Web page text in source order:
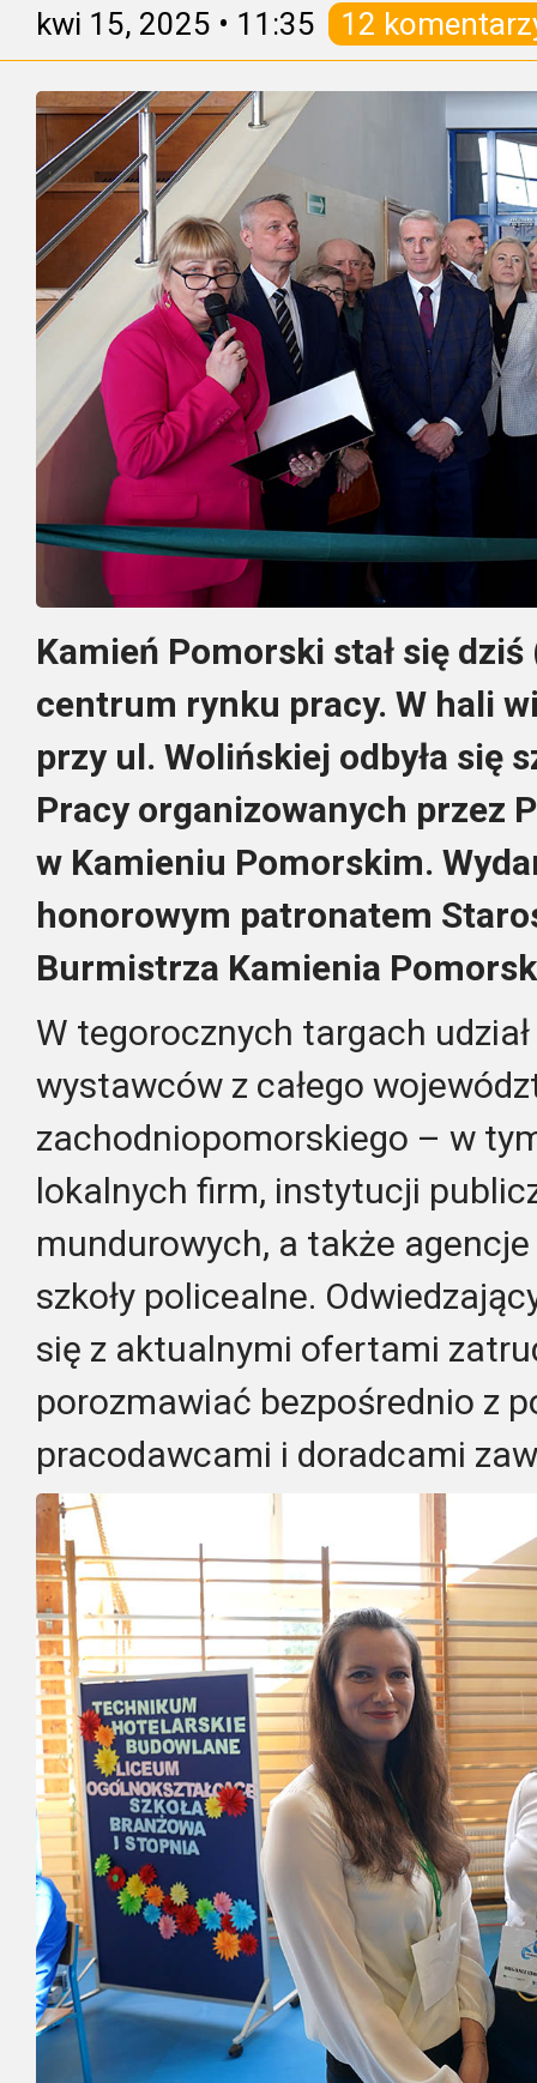
kwi 15, 2025 • 11:35 12
Kamień Pomorski stał się
centrum rynku pracy. W hali
przy ul. Wolińskiej odbyła się
Pracy organizowanych przez
w Kamieniu Pomorskim.
honorowym patronatem
Burmistrza Kamienia
W tegorocznych targach
wystawców z całego
zachodniopomorskiego – w
lokalnych firm, instytucji
mundurowych, a także
szkoły policealne.
się z aktualnymi ofertami
porozmawiać bezpośrednio z
pracodawcami i doradcami